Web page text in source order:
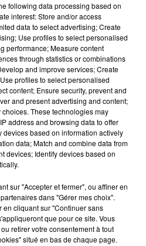
hb.com/
INFOS
following data processing based on
interest: Store and/or access
data to select advertising; Create
Use profiles to select personalised
performance; Measure content
through statistics or combinations
and improve services; Create
profiles to select personalised
content; Ensure security, prevent and
and present advertising and content;
These technologies may
address and browsing data to offer
based on information actively
data; Match and combine data from
devices; Identify devices based on
sur "Accepter et fermer", ou affiner en
dans "Gérer mes choix".
en cliquant sur "Continuer sans
que pour ce site. Vous
retirer votre consentement à tout
situé en bas de chaque page.